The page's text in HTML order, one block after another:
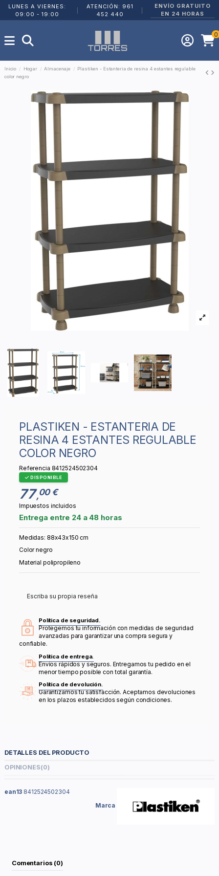
LUNES A VIERNES:
09:00 - 19:00
ATENCIÓN: 961
452 440
ENVÍO GRATUITO
EN 24 HORAS
0
Inicio Hogar Almacenaje
Plastiken - Estanteria de resina 4 estantes regulable
color negro
PLASTIKEN - ESTANTERIA DE
RESINA 4 ESTANTES REGULABLE
COLOR NEGRO
Referencia 8412524502304
DISPONIBLE
77 ,00 €
Impuestos incluidos
Entrega entre 24 a 48 horas
Medidas: 88x43x150 cm
Color negro
Material polipropileno
Escriba su propia reseña
Política de seguridad.
Protegemos tu información con medidas de seguridad
avanzadas para garantizar una compra segura y
confiable.
Política de entrega.
Envíos rápidos y seguros. Entregamos tu pedido en el
menor tiempo posible con total garantía.
Política de devolución.
Garantizamos tu satisfacción. Aceptamos devoluciones
en los plazos establecidos según condiciones.
DETALLES DEL PRODUCTO
OPINIONES(0)
Marca
ean13 8412524502304
Comentarios (0)